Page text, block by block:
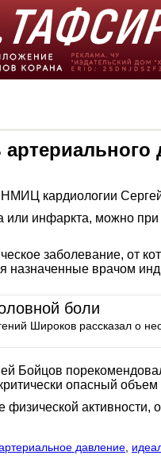
кардиологии
или инфаркта, можно
заболевание, от
назначенные врачом
боли
Широков рассказал о
Бойцов
опасный
активности,
давление